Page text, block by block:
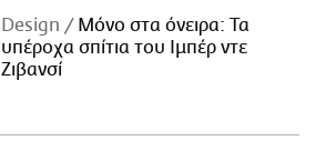
Design
Μόνο στα όνειρα: Τα
υπέροχα σπίτια του Ιμπέρ ντε
Ζιβανσί